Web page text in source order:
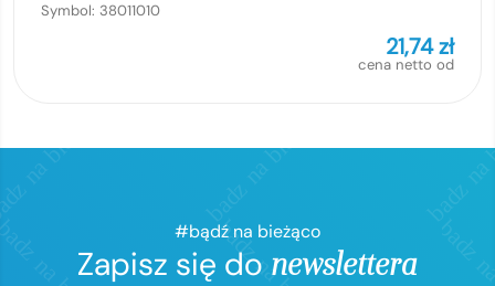
Symbol: 38011010
21,74zł
cena netto od
#bądź na bieżąco
Zapisz się do newslettera